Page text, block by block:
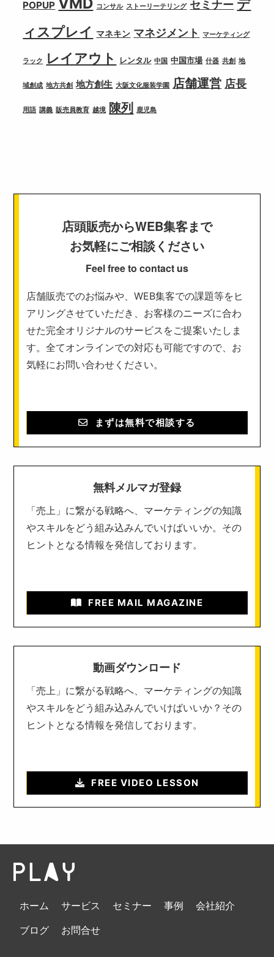
POPUP VMD コンサル ストーリーテリング セミナー デ
ィスプレイ マネキン マネジメント マーケティング
ラック レイアウト レンタル 中国 中国市場 什器 共創 地
域創成 地方共創 地方創生 大阪文化服装学園 店舗運営 店長
用語 講義 販売員教育 越境 陳列 鹿児島
店頭販売からWEB集客まで
お気軽にご相談ください
Feel free to contact us
店舗販売でのお悩みや、WEB集客での課題等をヒ
アリングさせていただき、お客様のニーズに合わ
せた完全オリジナルのサービスをご提案いたしま
す。全てオンラインでの対応も可能ですので、お
気軽にお問い合わせください。
まずは無料で相談する
無料メルマガ登録
「売上」に繋がる戦略へ、マーケティングの知識
やスキルをどう組み込みんでいけばいいか。その
ヒントとなる情報を発信しております。
FREE MAIL MAGAZINE
動画ダウンロード
「売上」に繋がる戦略へ、マーケティングの知識
やスキルをどう組み込みんでいけばいいか？その
ヒントとなる情報を発信しております。
FREE VIDEO LESSON
ホーム サービス セミナー 事例
会社紹介
ブログ
お問合せ